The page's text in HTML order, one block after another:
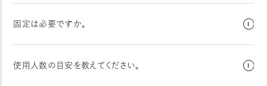
固定は必要ですか。
使用人数の目安を教えてください。